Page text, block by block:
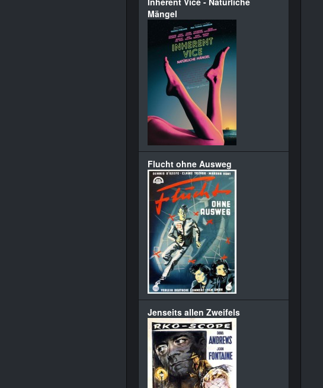
Mängel
Flucht ohne Ausweg
Jenseits allen Zweifels